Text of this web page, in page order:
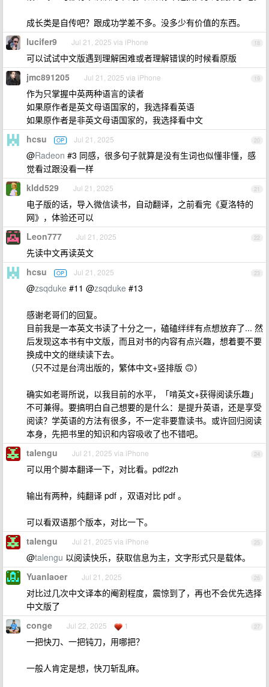
成长类是自传吧？跟成功学差不多。没多少有价值的东西。
18
lucifer9 Jul 21, 2025 via iPhone
可以试试中文版遇到理解困难或者理解错误的时候看原版
19
jmc891205 Jul 21, 2025 via iPhone
作为只掌握中英两种语言的读者
如果原作者是英文母语国家的，我选择看英语
如果原作者是非英文母语国家的，我选择看中文
20
hcsu OP Jul 21, 2025
@Radeon #3 同感，很多句子就算是没有生词也似懂非懂，感
觉看过跟没看一样
21
kldd529 Jul 21, 2025
电子版的话，导入微信读书，自动翻译，之前看完《夏洛特的
网》，体验还可以
22
Leon777 Jul 21, 2025
先读中文再读英文
23
hcsu OP Jul 21, 2025
@zsqduke #11 @zsqduke #13
感谢老哥们的回复。
目前我是一本英文书读了十分之一，磕磕绊绊有点想放弃了... 然
后发现这本书有中文版，而且对书的内容有点兴趣，想着要不要
换成中文的继续读下去。
（只不过是台湾出版的，繁体中文+竖排版 🙃）
确实如老哥所说，以我目前的水平，「啃英文+获得阅读乐趣」
不可兼得。要搞明白自己想要的是什么：是提升英语，还是享受
阅读？学英语的方法有很多，不一定非要靠读书。或许回归阅读
本身，先把书里的知识和内容吸收了也不错吧。
24
talengu Jul 21, 2025 via iPhone
可以用个脚本翻译一下，对比看。pdf2zh
输出有两种，纯翻译 pdf ，双语对比 pdf 。
可以看双语那个版本，对比一下。
25
talengu Jul 21, 2025 via iPhone
@talengu 以阅读快乐，获取信息为主，文字形式只是载体。
26
Yuanlaoer Jul 21, 2025
对比过几次中文译本的阉割程度，震惊到了，再也不会优先选择
中文版了
27
conge Jul 22, 2025 1
一把快刀、一把钝刀，用哪把？
一般人肯定是想，快刀斩乱麻。